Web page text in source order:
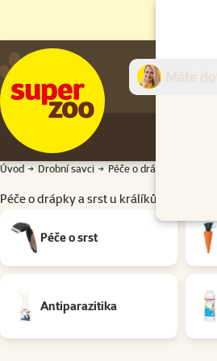
Úvod Drobní savci Péče o drápky a srst
Péče o drápky a srst u králíků a hlodavců
Podkategorie
Péče o srst
Antiparazitika